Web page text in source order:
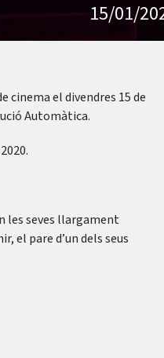
15/01/
cinema el divendres 15 de
Automàtica.
les seves llargament
el pare d’un dels seus